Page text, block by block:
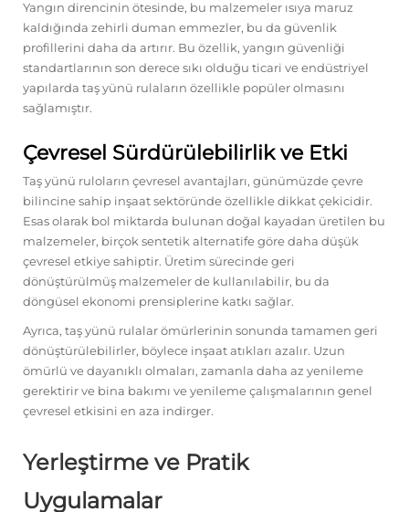
Yangın direncinin ötesinde, bu malzemeler ısıya maruz
kaldığında zehirli duman emmezler, bu da güvenlik
profillerini daha da artırır. Bu özellik, yangın güvenliği
standartlarının son derece sıkı olduğu ticari ve endüstriyel
yapılarda taş yünü rulaların özellikle popüler olmasını
sağlamıştır.
Çevresel Sürdürülebilirlik ve Etki
Taş yünü ruloların çevresel avantajları, günümüzde çevre
bilincine sahip inşaat sektöründe özellikle dikkat çekicidir.
Esas olarak bol miktarda bulunan doğal kayadan üretilen bu
malzemeler, birçok sentetik alternatife göre daha düşük
çevresel etkiye sahiptir. Üretim sürecinde geri
dönüştürülmüş malzemeler de kullanılabilir, bu da
döngüsel ekonomi prensiplerine katkı sağlar.
Ayrıca, taş yünü rulalar ömürlerinin sonunda tamamen geri
dönüştürülebilirler, böylece inşaat atıkları azalır. Uzun
ömürlü ve dayanıklı olmaları, zamanla daha az yenileme
gerektirir ve bina bakımı ve yenileme çalışmalarının genel
çevresel etkisini en aza indirger.
Yerleştirme ve Pratik
Uygulamalar